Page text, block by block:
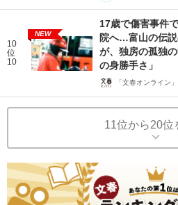
10
位
10
NEW
17歳で傷害事件
院へ…富山の伝説
が、独房の孤独
の身勝手さ」
「文春オンライン
11位から20位